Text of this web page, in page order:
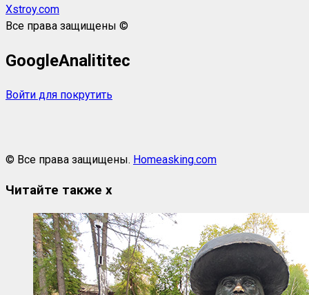
Xstroy.com
Все права защищены ©
GoogleAnalititec
Войти для покрутить
© Все права защищены. Homeasking.com
Читайте также x